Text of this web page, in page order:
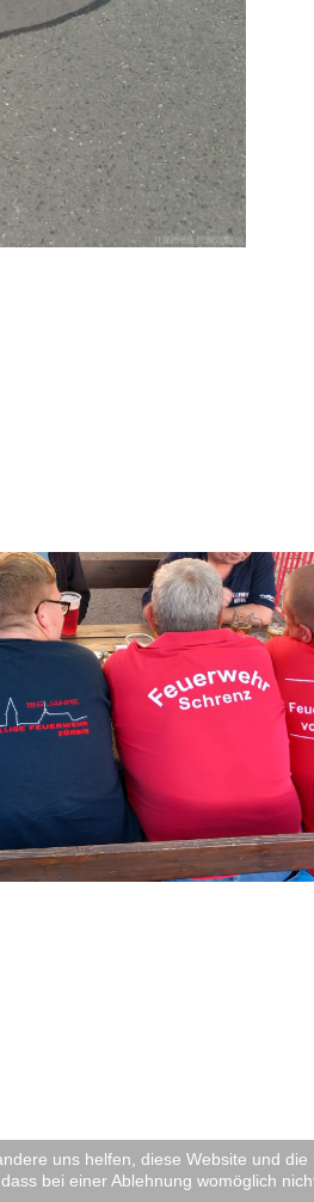
uns helfen, diese Website und
bei einer Ablehnung womöglich